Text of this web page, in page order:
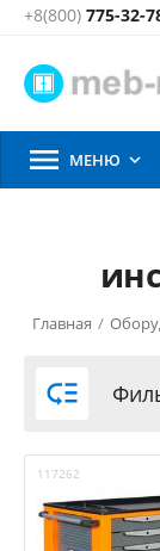
+8(800) 775-32-
 МЕНЮ 
Главная /

117262